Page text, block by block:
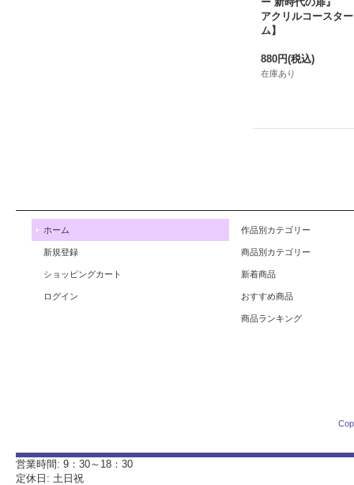
アクリルコースタ
ム】
880円(税込)
在庫あり
ホーム
新規登録
ショッピングカート
ログイン
作品別カテゴリー
商品別カテゴリー
新着商品
おすすめ商品
商品ランキング
営業時間: 9：30～18：30
定休日: 土日祝